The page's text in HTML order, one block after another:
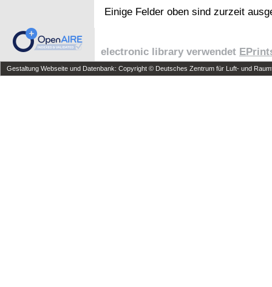
Einige Felder oben sind zurzeit
electronic library verwendet
Gestaltung Webseite und Datenbank: Copyright © Deutsches Zentrum für Luft- und